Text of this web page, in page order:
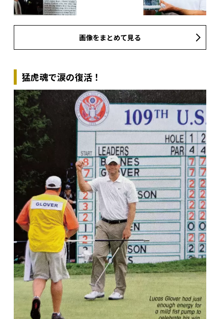
画像をまとめて見る
猛虎魂で涙の復活！